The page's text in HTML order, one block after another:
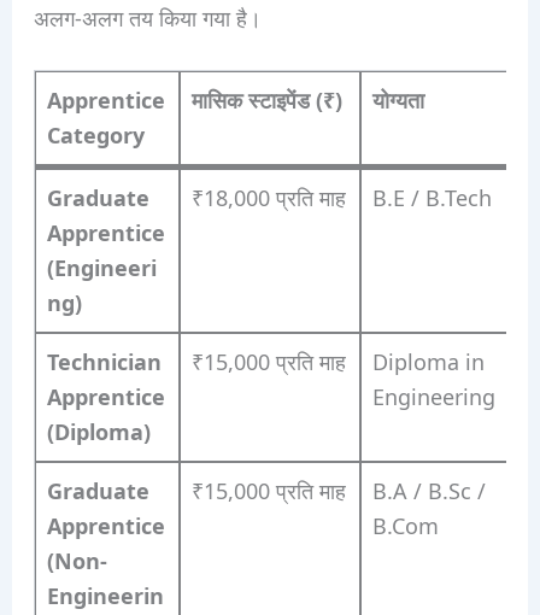
अलग-अलग तय किया गया है।
Apprentice
Category
मासिक स्टाइपेंड (₹) योग्यता
Graduate
Apprentice
(Engineeri
ng)
₹18,000 प्रति माह B.E / B.Tech
Technician
Apprentice
(Diploma)
₹15,000 प्रति माह
Diploma in
Engineering
Graduate
Apprentice
(Non-
Engineerin
₹15,000 प्रति माह
B.A / B.Sc /
B.Com